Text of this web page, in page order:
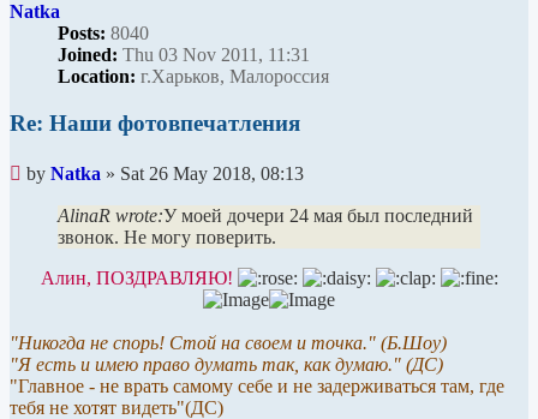
Natka
Posts: 8040
Joined: Thu 03 Nov 2011, 11:31
Location: г.Харьков, Малороссия
Re: Наши фотовпечатления
Unread
post
by Natka » Sat 26 May 2018, 08:13
AlinaR wrote:У моей дочери 24 мая был последний
звонок. Не могу поверить.
Алин, ПОЗДРАВЛЯЮ!
"Никогда не спорь! Стой на своем и точка." (Б.Шоу)
"Я есть и имею право думать так, как думаю." (ДС)
"Главное - не врать самому себе и не задерживаться там, где
тебя не хотят видеть"(ДС)